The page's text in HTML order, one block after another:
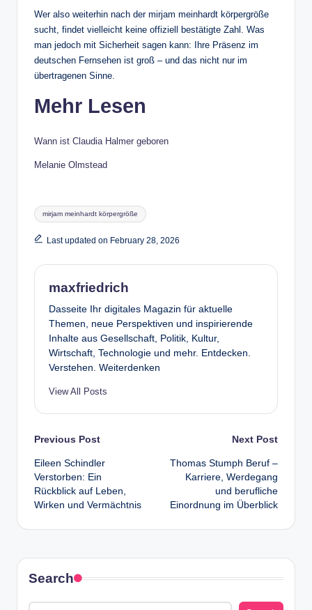
Wer also weiterhin nach der mirjam meinhardt körpergröße
sucht, findet vielleicht keine offiziell bestätigte Zahl. Was
man jedoch mit Sicherheit sagen kann: Ihre Präsenz im
deutschen Fernsehen ist groß – und das nicht nur im
übertragenen Sinne.
Mehr Lesen
Wann ist Claudia Halmer geboren
Melanie Olmstead
Tags:
mirjam meinhardt körpergröße
Last updated on February 28, 2026
maxfriedrich
Dasseite Ihr digitales Magazin für aktuelle
Themen, neue Perspektiven und inspirierende
Inhalte aus Gesellschaft, Politik, Kultur,
Wirtschaft, Technologie und mehr. Entdecken.
Verstehen. Weiterdenken
View All Posts
Post
navigation
Previous Post
Eileen Schindler
Verstorben: Ein
Rückblick auf Leben,
Wirken und Vermächtnis
Next Post
Thomas Stumph Beruf –
Karriere, Werdegang
und berufliche
Einordnung im Überblick
Search